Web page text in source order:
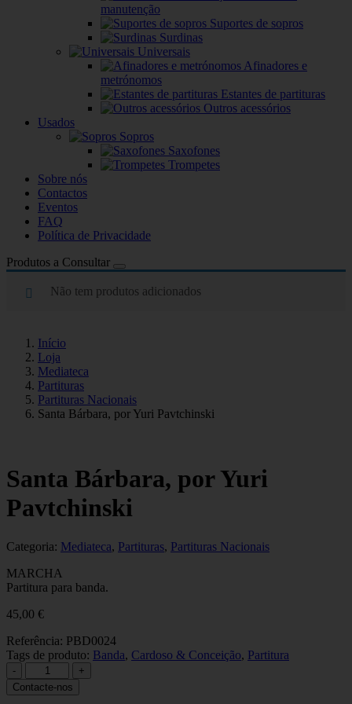
manutenção
Suportes de sopros
Surdinas
Universais
Afinadores e
metrónomos
Estantes de partituras
Outros acessórios
Usados
Sopros
Saxofones
Trompetes
Sobre nós
Contactos
Eventos
FAQ
Política de Privacidade
Produtos a Consultar
Não tem produtos adicionados
Início
Loja
Mediateca
Partituras
Partituras Nacionais
Santa Bárbara, por Yuri Pavtchinski
Santa Bárbara, por Yuri
Pavtchinski
Categoria: Mediateca, Partituras, Partituras Nacionais
MARCHA
Partitura para banda.
45,00 €
Referência: PBD0024
Tags de produto: Banda, Cardoso & Conceição, Partitura
-
Quantidade
de
Santa
+
Contacte-nos